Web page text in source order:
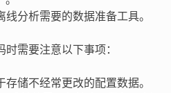
分析需要的数据准备工具。
需要注意以下事项：
储不经常更改的配置数据。